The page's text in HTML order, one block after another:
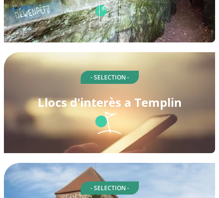
- SELECTION -
Llocs d'interès a Templin
- SELECTION -